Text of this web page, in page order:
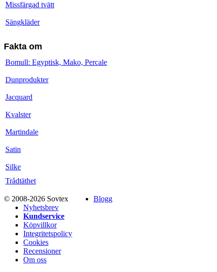
Missfärgad tvätt
Sängkläder
Fakta om
Bomull: Egyptisk, Mako, Percale
Dunprodukter
Jacquard
Kvalster
Martindale
Satin
Silke
Trådtäthet
© 2008-2026 Sovtex
Blogg
Nyhetsbrev
Kundservice
Köpvillkor
Integritetspolicy
Cookies
Recensioner
Om oss